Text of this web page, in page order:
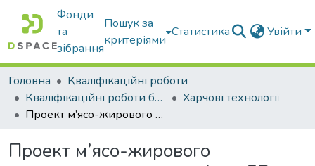
Фонди
та
зібрання
Пошук за
критеріями
Статистика Увійти
Головна
Кваліфікаційні роботи
Кваліфікаційні роботи бакалаврів
Харчові технології
Проект м’ясо-жирового комплексу продуктивністю 57 т за зміну
Проект м’ясо-жирового